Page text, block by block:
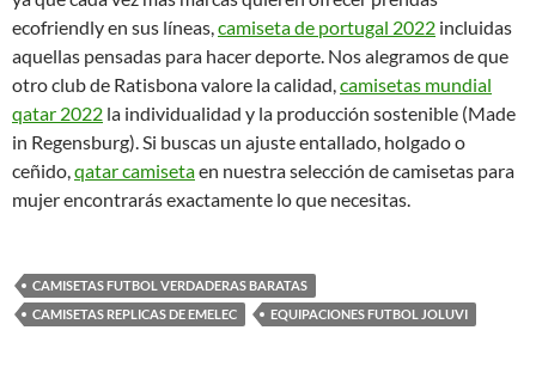
ecofriendly en sus líneas,camiseta de portugal 2022 incluidas
aquellas pensadas para hacer deporte. Nos alegramos de que
otro club de Ratisbona valore la calidad,camisetas mundial
qatar 2022 la individualidad y la producción sostenible (Made
in Regensburg). Si buscas un ajuste entallado, holgado o
ceñido,qatar camisetaen nuestra selección de camisetas para
mujer encontrarás exactamente lo que necesitas.
CAMISETAS FUTBOL VERDADERAS BARATAS
CAMISETAS REPLICAS DE EMELEC
EQUIPACIONES FUTBOL JOLUVI